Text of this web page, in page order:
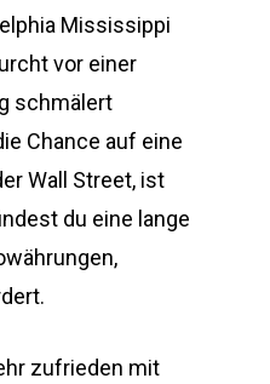
Mississippi
vor einer
schmälert
Chance auf eine
Wall Street, ist
du eine lange
zufrieden mit